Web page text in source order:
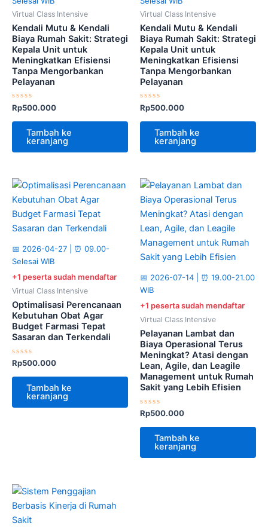
Virtual Class Intensive
Kendali Mutu & Kendali
Biaya Rumah Sakit: Strategi
Kepala Unit untuk
Meningkatkan Efisiensi
Tanpa Mengorbankan
Pelayanan
Dinilai
0
dari
Rp500.000
Tambah ke
keranjang
Virtual Class Intensive
Kendali Mutu & Kendali
Biaya Rumah Sakit: Strategi
Kepala Unit untuk
Meningkatkan Efisiensi
Tanpa Mengorbankan
Pelayanan
Dinilai
0
dari
Rp500.000
Tambah ke
keranjang
📅 2026-04-27 | ⏰ 09.00-
Selesai WIB
+1 peserta sudah mendaftar
Virtual Class Intensive
Optimalisasi Perencanaan
Kebutuhan Obat Agar
Budget Farmasi Tepat
Sasaran dan Terkendali
Dinilai
dari
Rp500.000
Tambah ke
keranjang
📅 2026-07-14 | ⏰ 19.00-21.00
WIB
+1 peserta sudah mendaftar
Virtual Class Intensive
Pelayanan Lambat dan
Biaya Operasional Terus
Meningkat? Atasi dengan
Lean, Agile, dan Leagile
Management untuk Rumah
Sakit yang Lebih Efisien
Dinilai
dari
Rp500.000
Tambah ke
keranjang